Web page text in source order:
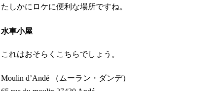
たしかにロケに便利な場所ですね。
水車小屋
これはおそらくこちらでしょう。
Moulin d’Andé （ムーラン・ダンデ）